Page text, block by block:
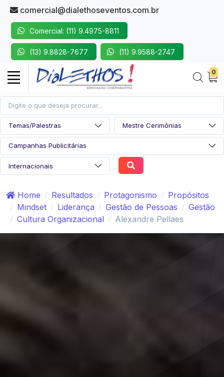
comercial@dialethoseventos.com.br
Comercial: (11) 9.4975-8811
(13) 9.8828-7677 (11) 9.9588-2747
0
Home Resultados Protagonismo
Propósitos
Mindset
Liderança Gestão de Pessoas
Gestão
Cultura Organizacional
Alexandre Pellaes